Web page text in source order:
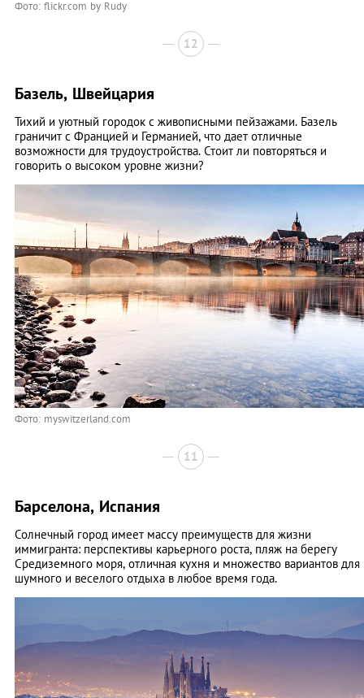
Фото: flickr.com by Rudy
12
Базель, Швейцария
Тихий и уютный городок с живописными пейзажами. Базель
граничит с Францией и Германией, что дает отличные
возможности для трудоустройства. Стоит ли повторяться и
говорить о высоком уровне жизни?
Фото: myswitzerland.com
11
Барселона, Испания
Солнечный город имеет массу преимуществ для жизни
иммигранта: перспективы карьерного роста, пляж на берегу
Средиземного моря, отличная кухня и множество вариантов для
шумного и веселого отдыха в любое время года.